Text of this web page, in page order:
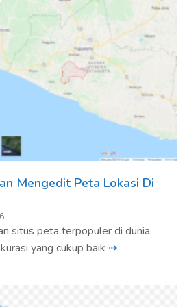
Mengedit Peta Lokasi Di
6
situs peta terpopuler di dunia,
yang cukup baik ⇢